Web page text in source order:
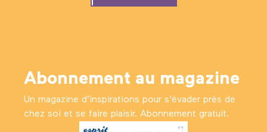
Abonnement au magazine
Un magazine d’inspirations pour s'évader près de
chez soi et se faire plaisir. Abonnement gratuit.